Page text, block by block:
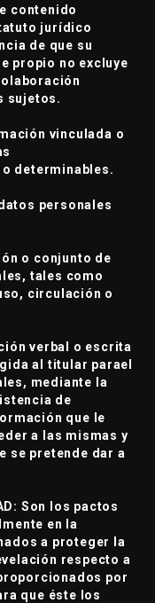
contenido
jurídico
de que su
propio no excluye
sujetos.
vinculada o
determinables.
personales
o conjunto de
tales como
circulación o
verbal o escrita
al titular parael
mediante la
de
que le
a las mismas y
se pretende dar a
Son los pactos
en la
a proteger la
respecto a
por
que éste los